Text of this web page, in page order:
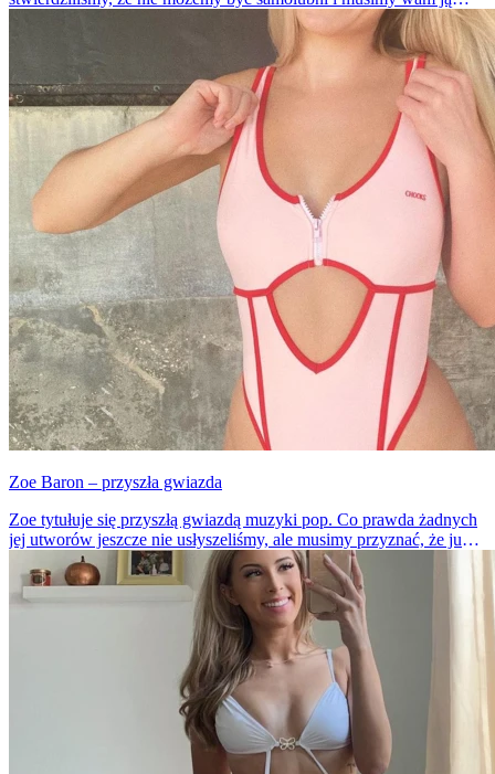
pokazać. Sarah jest niezwykle seksowna i prześliczna. Ma piękne
ciało, które jest efektem wielogodzinnych, wymęczających
Zoe Baron – przyszła gwiazda
Zoe tytułuje się przyszłą gwiazdą muzyki pop. Co prawda żadnych
jej utworów jeszcze nie usłyszeliśmy, ale musimy przyznać, że już
jesteśmy fanami modelki. Zresztą dziewczyna nie jest wcale
nieznana, w końcu jej profil na Instagramie obserwuje prawie 200
tys. osób